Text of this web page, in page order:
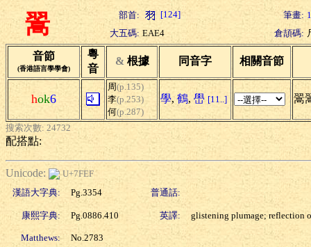
翯 部首: [124] 筆畫:
大五碼: EAE4 倉頡碼:
音節
(香港語言學學會)
粵
音
& 根據 同音字 相關音節
hok6
周(p.135)
李(p.253)
何(p.287)
學, 鶴, 嶨 [11..] 翯
搜索次數: 24732
配搭點:
Unicode:
U+7FEF
漢語大字典:
Pg.3354 普通話:
康熙字典: Pg.0886.410 英譯: glistening plumage; reflection
Matthews: No.2783